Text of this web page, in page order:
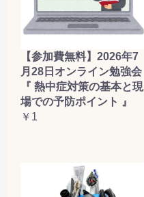
【参加費無料】2026年7
月28日オンライン勉強会
『 熱中症対策の基本と現
場での予防ポイント 』
￥1